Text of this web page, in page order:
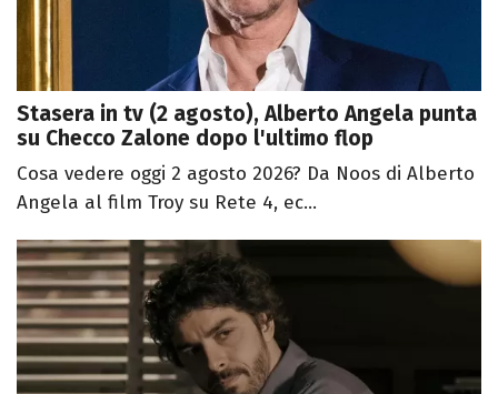
Stasera in tv (2 agosto), Alberto Angela punta
su Checco Zalone dopo l'ultimo flop
Cosa vedere oggi 2 agosto 2026? Da Noos di Alberto
Angela al film Troy su Rete 4, ec...